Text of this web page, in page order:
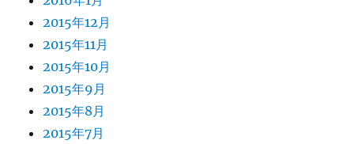
2015年12月
2015年11月
2015年10月
2015年9月
2015年8月
2015年7月